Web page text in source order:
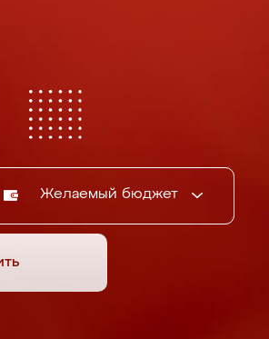
Желаемый бюджет